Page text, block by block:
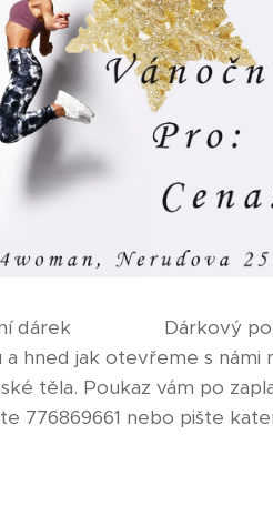
dárek🎄🎁🤩💪Dárkový
a hned jak otevřeme s
těla. Poukaz vám po
776869661 nebo pište